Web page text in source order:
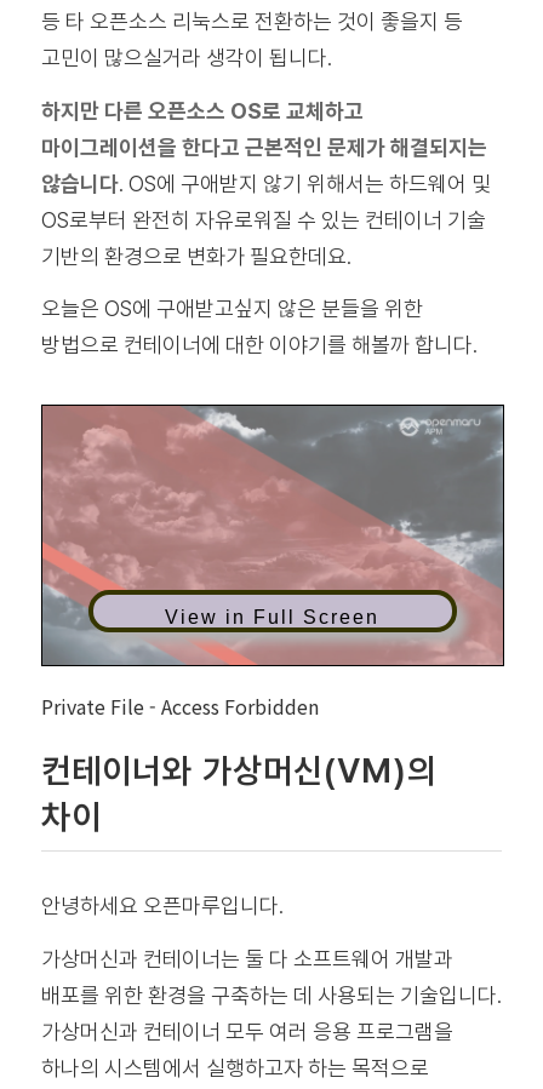
등 타 오픈소스 리눅스로 전환하는 것이 좋을지 등
고민이 많으실거라 생각이 됩니다.
하지만 다른 오픈소스 OS로 교체하고
마이그레이션을 한다고 근본적인 문제가 해결되지는
않습니다. OS에 구애받지 않기 위해서는 하드웨어 및
OS로부터 완전히 자유로워질 수 있는 컨테이너 기술
기반의 환경으로 변화가 필요한데요.
오늘은 OS에 구애받고싶지 않은 분들을 위한
방법으로 컨테이너에 대한 이야기를 해볼까 합니다.
View in Full Screen
Private File - Access Forbidden
컨테이너와 가상머신(VM)의
차이
안녕하세요 오픈마루입니다.
가상머신과 컨테이너는 둘 다 소프트웨어 개발과
배포를 위한 환경을 구축하는 데 사용되는 기술입니다.
가상머신과 컨테이너 모두 여러 응용 프로그램을
하나의 시스템에서 실행하고자 하는 목적으로